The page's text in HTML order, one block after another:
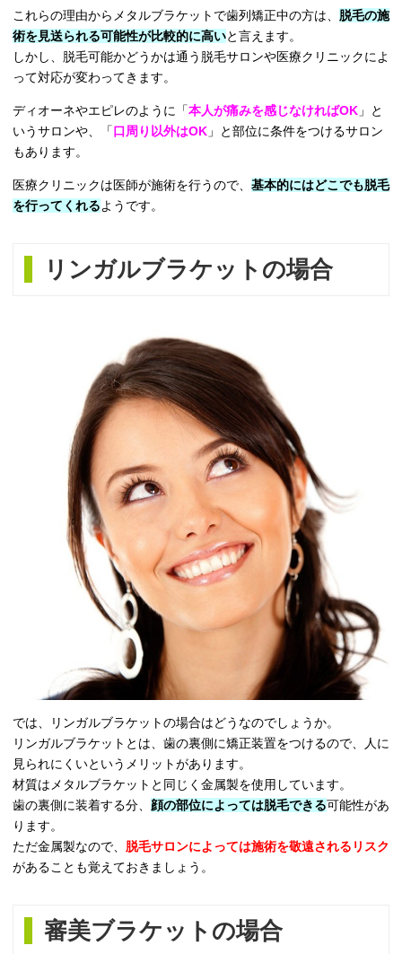
これらの理由からメタルブラケットで歯列矯正中の方は、 脱毛の施
術を見送られる可能性が比較的に高いと言えます。
しかし、脱毛可能かどうかは通う脱毛サロンや医療クリニックによ
って対応が変わってきます。
ディオーネやエピレのように「本人が痛みを感じなければOK 」と
いうサロンや、「口周り以外はOK 」と部位に条件をつけるサロン
もあります。
医療クリニックは医師が施術を行うので、 基本的にはどこでも脱毛
を行ってくれるようです。
リンガルブラケットの場合
では、リンガルブラケットの場合はどうなのでしょうか。
リンガルブラケットとは、歯の裏側に矯正装置をつけるので、人に
見られにくいというメリットがあります。
材質はメタルブラケットと同じく金属製を使用しています。
歯の裏側に装着する分、 顔の部位によっては脱毛できる可能性があ
ります。
ただ金属製なので、 脱毛サロンによっては施術を敬遠されるリスク
があることも覚えておきましょう。
審美ブラケットの場合